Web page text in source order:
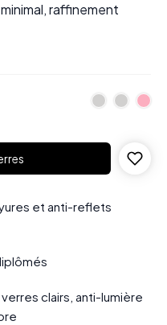
raffinement
et anti-reflets
clairs, anti-lumière